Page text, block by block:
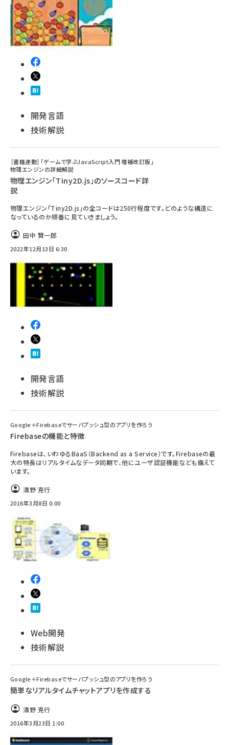
開発言語
技術解説
［書籍連動］「ゲームで学ぶJavaScript入門 増補改訂版」
物理エンジンの詳細解説
物理エンジン「Tiny2D.js」のソースコード詳
説
物理エンジン「Tiny2D.js」の全コードは250行程度です。どのような構造に
なっているのか順番に見ていきましょう。
田中 賢一郎
2022年12月13日 6:30
開発言語
技術解説
Google＋Firebaseでサーバプッシュ型のアプリを作ろう
Firebaseの機能と特徴
Firebaseは、いわゆるBaaS（Backend as a Service）です。Firebaseの最
大の特長はリアルタイムなデータ同期で、他にユーザ認証機能なども備えて
います。
清野 克行
2016年3月8日 0:00
Web開発
技術解説
Google＋Firebaseでサーバプッシュ型のアプリを作ろう
簡単なリアルタイムチャットアプリを作成する
清野 克行
2016年3月23日 1:00